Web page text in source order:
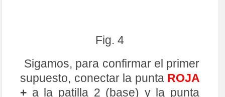
de 50kΩ o menos.
Fig. 5